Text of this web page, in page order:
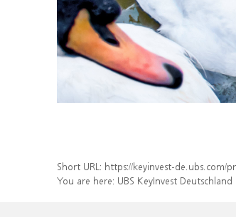
Short URL: https://keyinvest-de.ubs.com/
You are here: UBS KeyInvest Deutschland